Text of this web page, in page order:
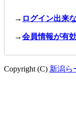
→ ログイン出来
→会員情報が有
Copyright (C) 新潟ら